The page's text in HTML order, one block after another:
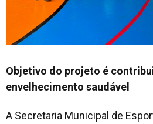
Objetivo do projeto é
envelhecimento saudável
A Secretaria Municipal de